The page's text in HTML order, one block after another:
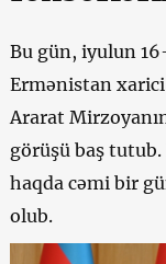
Bu gün, iyulun
Ermənistan
Ararat
görüşü baş
haqda cəmi bir
olub.